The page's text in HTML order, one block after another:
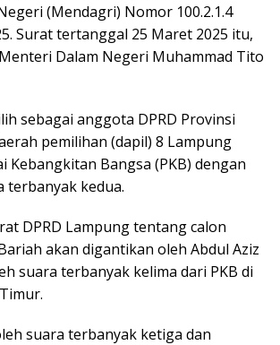
(Mendagri) Nomor 100.2.1.4
Surat tertanggal 25 Maret 2025 itu,
Dalam Negeri Muhammad Tito
sebagai anggota DPRD Provinsi
pemilihan (dapil) 8 Lampung
Kebangkitan Bangsa (PKB) dengan
terbanyak kedua.
DPRD Lampung tentang calon
akan digantikan oleh Abdul Aziz
suara terbanyak kelima dari PKB di
suara terbanyak ketiga dan